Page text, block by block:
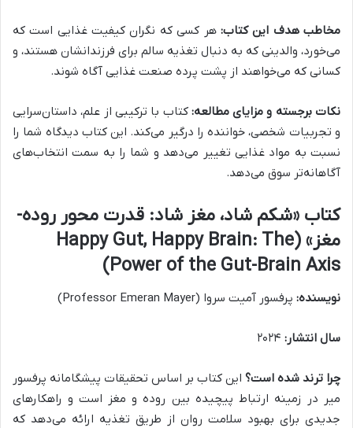
مخاطب هدف این کتاب: هر کسی که نگران کیفیت غذایی است که
می‌خورد، والدینی که به دنبال تغذیه سالم برای فرزندانشان هستند، و
کسانی که می‌خواهند از پشت پرده صنعت غذایی آگاه شوند.
نکات برجسته و مزایای مطالعه: کتاب با ترکیبی از علم، داستان‌سرایی
و تجربیات شخصی، خواننده را درگیر می‌کند. این کتاب دیدگاه شما را
نسبت به مواد غذایی تغییر می‌دهد و شما را به سمت انتخاب‌های
آگاهانه‌تر سوق می‌دهد.
کتاب «شکم شاد، مغز شاد: قدرت محور روده-
مغز» (Happy Gut, Happy Brain: The
Power of the Gut-Brain Axis)
نویسنده: پرفسور آمیت سروا (Professor Emeran Mayer)
سال انتشار:
چرا ترند شده است؟ این کتاب بر اساس تحقیقات پیشگامانه پرفسور
میر در زمینه ارتباط پیچیده بین روده و مغز است و راهکارهای
جدیدی برای بهبود سلامت روان از طریق تغذیه ارائه می‌دهد که